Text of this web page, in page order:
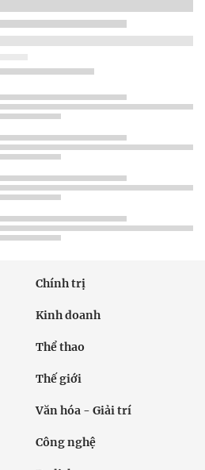
Chính trị
Kinh doanh
Thể thao
Thế giới
Văn hóa - Giải trí
Công nghệ